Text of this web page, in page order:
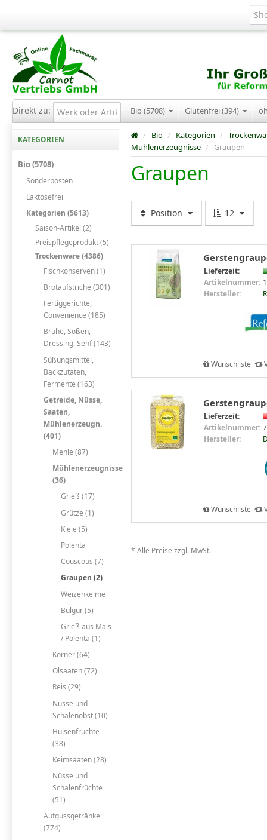
Direkt zu: Bio (5708) Glutenfrei (394)
KATEGORIEN
Bio (5708)
Sonderposten
Laktosefrei
Kategorien (5613)
Saison-Artikel (2)
Preispflegeprodukt (5)
Trockenware (4386)
Fischkonserven (1)
Brotaufstriche (301)
Fertiggerichte,
Convenience (185)
Brühe, Soßen,
Dressing, Senf (143)
Süßungsmittel,
Backzutaten,
Fermente (163)
Getreide, Nüsse,
Saaten,
Mühlenerzeugn.
(401)
Mehle (87)
Mühlenerzeugnisse
(36)
Grieß (17)
Grütze (1)
Kleie (5)
Polenta
Couscous (7)
Graupen (2)
Weizenkeime
Bulgur (5)
Grieß aus Mais
/ Polenta (1)
Körner (64)
Ölsaaten (72)
Reis (29)
Nüsse und
Schalenobst (10)
Hülsenfrüchte
(38)
Keimsaaten (28)
Nüsse und
Schalenfrüchte
(51)
Aufgussgetränke
(774)
/ Bio / Kategorien /
Mühlenerzeugnisse / Graupen
Graupen
Position 12
Lieferzeit:
Artikelnummer:
Hersteller:
Wunschliste
Lieferzeit:
Artikelnummer:
Hersteller:
Wunschliste
* Alle Preise zzgl. MwSt.